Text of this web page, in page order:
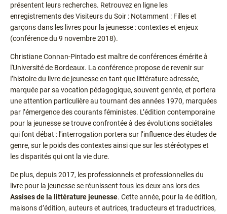
présentent leurs recherches. Retrouvez en ligne les
enregistrements des Visiteurs du Soir : Notamment : Filles et
garçons dans les livres pour la jeunesse : contextes et enjeux
(conférence du 9 novembre 2018).
Christiane Connan-Pintado est maître de conférences émérite à
l'Université de Bordeaux. La conférence propose de revenir sur
l’histoire du livre de jeunesse en tant que littérature adressée,
marquée par sa vocation pédagogique, souvent genrée, et portera
une attention particulière au tournant des années 1970, marquées
par l’émergence des courants féministes. L’édition contemporaine
pour la jeunesse se trouve confrontée à des évolutions sociétales
qui font débat : l'interrogation portera sur l’influence des études de
genre, sur le poids des contextes ainsi que sur les stéréotypes et
les disparités qui ont la vie dure.
De plus, depuis 2017, les professionnels et professionnelles du
livre pour la jeunesse se réunissent tous les deux ans lors des
Assises de la littérature jeunesse. Cette année, pour la 4e édition,
maisons d’édition, auteurs et autrices, traducteurs et traductrices,